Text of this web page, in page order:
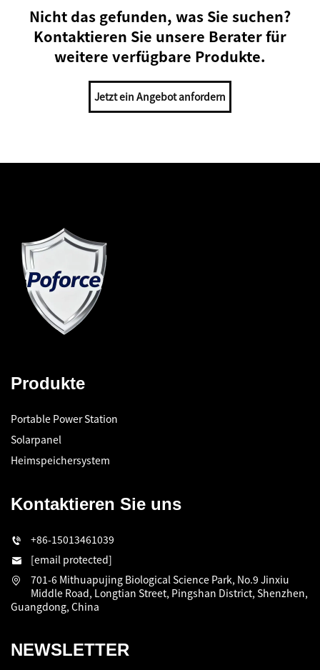
Nicht das gefunden, was Sie suchen?
Kontaktieren Sie unsere Berater für
weitere verfügbare Produkte.
Jetzt ein Angebot anfordern
Produkte
Portable Power Station
Solarpanel
Heimspeichersystem
Kontaktieren Sie uns
+86-15013461039
[email protected]
701-6 Mithuapujing Biological Science Park, No.9 Jinxiu
Middle Road, Longtian Street, Pingshan District, Shenzhen,
Guangdong, China
NEWSLETTER